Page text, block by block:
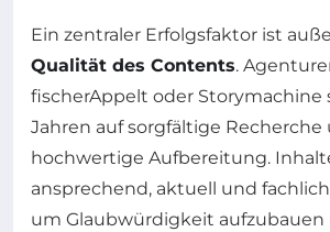
Ein zentraler Erfolgsfaktor ist
Qualität des Contents.
fischerAppelt oder Storymachine
Jahren auf sorgfältige Recherche
hochwertige Aufbereitung.
ansprechend, aktuell und
um Glaubwürdigkeit aufzubauen